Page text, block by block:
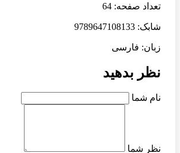
تعداد صفحه: 64
شابک: 9789647108133
زبان: فارسی
نظر بدهید
نام شما
نظر شما